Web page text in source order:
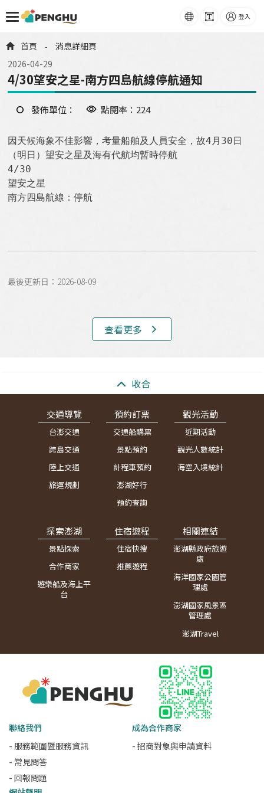
語系 字級 登入
首頁 -
消息詳細頁
2026-04-29
4/30望安之星-南方四島航線停航通知
發佈單位： 點閱率：224
因天候海象不佳影響，考量船舶及人員安全，故4月30日
（明日）望安之星及海有代航均暫時停航
4/30
望安之星
南方四島航線：停航
最後更新日：2026-08-09
查看更多
收合
交通導覽
台澎交通
跨島交通
陸上交通
旅運規劃
預約訂票
交通船購票
景點預約
計程車預約
澎湖好行
預約查詢
觀光活動
近期活動
觀光人數統計
海空入境統計
探索澎湖
景點探索
合作商家
遊樂船及海上平
台
住宿遊程
住宿快搜
推薦遊程
相關連結
澎湖縣政府旅遊
處
海洋國家公園管
理處
澎湖國家風景區
管理處
澎湖Travel
聯絡我們
- 服務範圍暨服務資訊
- 常見問答
- 回報問題
成為合作商家
- 招商對象與申請資料